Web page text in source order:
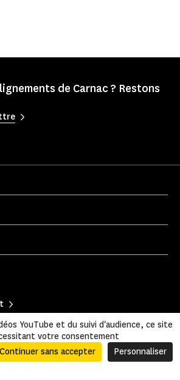
de Carnac ? Restons
YouTube et du suivi d'audience, ce site
votre consentement
Continuer sans accepter Personnaliser